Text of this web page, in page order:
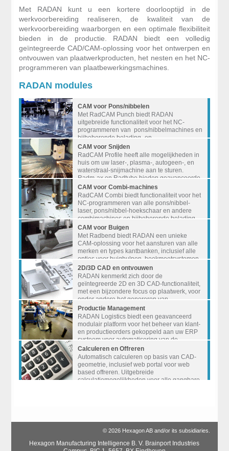
Met RADAN kunt u een kortere doorlooptijd in de
werkvoorbereiding realiseren, de kwaliteit van de
werkvoorbereiding waarborgen en een optimale flexibiliteit
bieden in de productie. RADAN biedt een volledig
geïntegreerde CAD/CAM-oplossing voor het ontwerpen en
ontvouwen van plaatwerkproducten, het nesten en het NC-
programmeren van plaatbewerkingsmachines.
RADAN modules
CAM voor Pons/nibbelen
Met RadCAM Punch biedt RADAN
uitgebreide functionaliteit voor het NC-
programmeren van pons/nibbelmachines en
bijbehorende belading- en
ontladingsystemen.
CAM voor Snijden
RadCAM Profile heeft alle mogelijkheden in
huis om uw laser-, plasma-, autogeen-, en
waterstraal-snijmachine aan te sturen.
Radm-ax en Radtube bieden geavanceerde
mogelijkheden voor 3D lasersnijden van
plaatwerk- en buisproducten.
CAM voor Combi-machines
RadCAM Combi biedt functionaliteit voor het
NC-programmeren van alle pons/nibbel-
laser, pons/nibbel-hoekschaar en andere
combimachines en bijbehorende belading-
en ontladingsystemen en sorteerrobots.
CAM voor Buigen
Met Radbend biedt RADAN een unieke
CAM-oplossing voor het aansturen van alle
merken en types kantbanken, inclusief alle
opties voor buighulpen, hoekmeetsystemen
en 3D visualisatie.
2D/3D CAD en ontvouwen
RADAN kenmerkt zich door de
geïntegreerde 2D en 3D CAD-functionaliteit,
met een bijzondere focus op plaatwerk, voor
onder andere het genereren van
plaatwerkuitslagen op basis van
buigtechnologie.
Productie Management
RADAN Logistics biedt een geavanceerd
modulair platform voor het beheer van klant-
en productieorders gekoppeld aan uw ERP
systeem voor automatisering van de
workflow op de werkvoorbereiding en de
aansturing van het productieproces.
Calculeren en Offreren
Automatisch calculeren op basis van CAD-
geometrie, inclusief web portal voor web
based offreren. Uitgebreide
calculatiemogelijkheden voor alle gangbare
© 2026 Hexagon AB and/or its subsidiaries.
Hexagon Manufacturing Intelligence B. V. Brainport Industries